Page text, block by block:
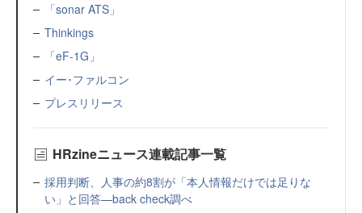
「sonar ATS」
Thinkings
「eF-1G」
イー･ファルコン
プレスリリース
HRzineニュース連載記事一覧
採用判断、人事の約8割が「本人情報だけでは足りな
い」と回答—back check調べ